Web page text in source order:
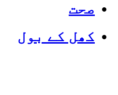
صحت
کھل کے بول